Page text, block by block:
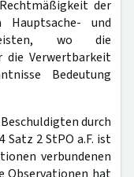
der
Hauptsache- und
wo die
die Verwertbarkeit
Bedeutung
durch
Satz 2 StPO a.F. ist
verbundenen